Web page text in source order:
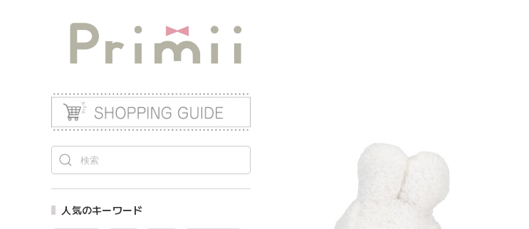
人気のキーワード